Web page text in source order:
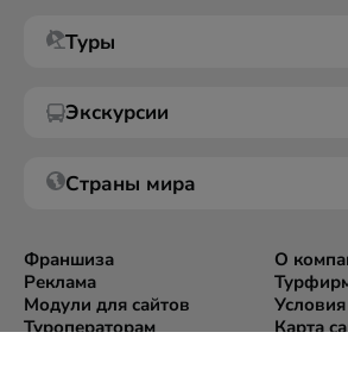
Туры
Экскурсии
Страны мира
Франшиза
Реклама
Модули для сайтов
Туроператорам
О
Условия
Карта